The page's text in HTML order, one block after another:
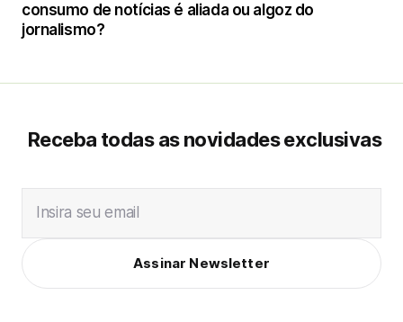
consumo de notícias é aliada ou algoz do
jornalismo?
Receba todas as novidades exclusivas
Insira seu email
Assinar Newsletter